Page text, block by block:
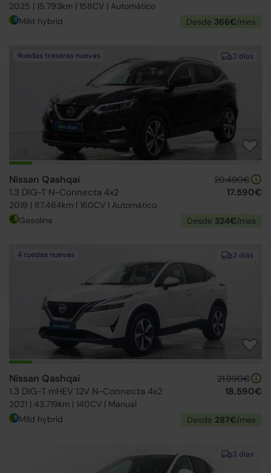
2025 | 15.793km | 158CV | Automático
Mild hybrid Desde 366€/mes
2 días
Ruedas traseras nuevas
Nissan Qashqai
1.3 DIG-T N-Connecta 4x2
2019 | 87.464km | 160CV | Automático
20.490€
17.590€
Gasolina Desde 324€/mes
2 días
4 ruedas nuevas
Nissan Qashqai
1.3 DIG-T mHEV 12V N-Connecta 4x2
2021 | 43.719km | 140CV | Manual
21.990€
18.590€
Mild hybrid Desde 287€/mes
2 días